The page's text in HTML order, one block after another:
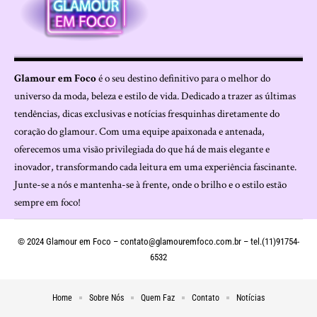
Glamour em Focoé o seu destino definitivo para o melhor do
universo da moda, beleza e estilo de vida. Dedicado a trazer as últimas
tendências, dicas exclusivas e notícias fresquinhas diretamente do
coração do glamour. Com uma equipe apaixonada e antenada,
oferecemos uma visão privilegiada do que há de mais elegante e
inovador, transformando cada leitura em uma experiência fascinante.
Junte-se a nós e mantenha-se à frente, onde o brilho e o estilo estão
sempre em foco!
© 2024 Glamour em Foco – contato@glamouremfoco.com.br – tel.(11)91754-
6532
Home Sobre Nós Quem Faz Contato Notícias